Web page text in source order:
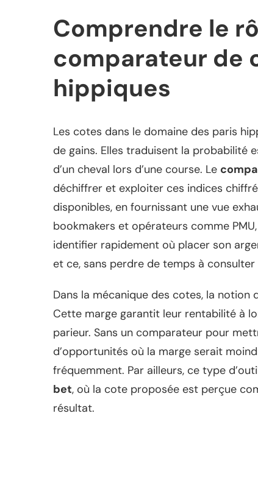
Comprendre le
comparateur de
hippiques
Les cotes dans le domaine des paris
de gains. Elles traduisent la probabilité
d’un cheval lors d’une course. Le
déchiffrer et exploiter ces indices
disponibles, en fournissant une vue
bookmakers et opérateurs comme
identifier rapidement où placer son
et ce, sans perdre de temps à
Dans la mécanique des cotes, la
Cette marge garantit leur rentabilité à
parieur. Sans un comparateur pour
d’opportunités où la marge serait
fréquemment. Par ailleurs, ce type
bet, où la cote proposée est perçue
résultat.